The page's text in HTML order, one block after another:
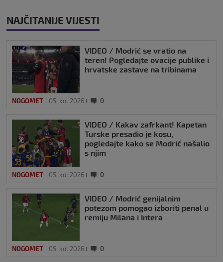
NAJČITANIJE VIJESTI
VIDEO / Modrić se vratio na
teren! Pogledajte ovacije publike i
hrvatske zastave na tribinama
NOGOMET 05. kol 2026 0
VIDEO / Kakav zafrkant! Kapetan
Turske presadio je kosu,
pogledajte kako se Modrić našalio
s njim
NOGOMET 05. kol 2026 0
VIDEO / Modrić genijalnim
potezom pomogao izboriti penal u
remiju Milana i Intera
NOGOMET 05. kol 2026 0